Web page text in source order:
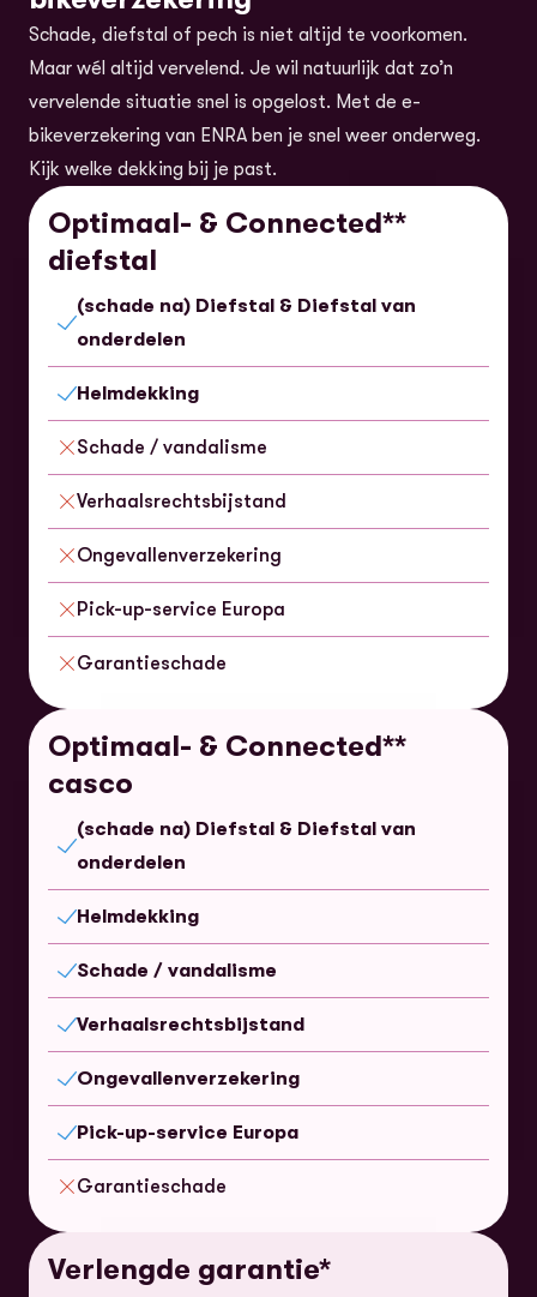
Schade, diefstal of pech is niet altijd te voorkomen.
Maar wél altijd vervelend. Je wil natuurlijk dat zo’n
vervelende situatie snel is opgelost. Met de e-
bikeverzekering van ENRA ben je snel weer onderweg.
Kijk welke dekking bij je past.
Optimaal- & Connected**
diefstal
Inbegrepen
(schade na) Diefstal & Diefstal van
onderdelen
Helmdekking
Schade / vandalisme
Verhaalsrechtsbijstand
Niet inbegrepen
Ongevallenverzekering
Niet inbegrepen
Pick-up-service Europa
Garantieschade
Optimaal- & Connected**
casco
Inbegrepen
(schade na) Diefstal & Diefstal van
onderdelen
Helmdekking
Schade / vandalisme
Verhaalsrechtsbijstand
Inbegrepen
Ongevallenverzekering
Inbegrepen
Pick-up-service Europa
Garantieschade
Verlengde garantie*